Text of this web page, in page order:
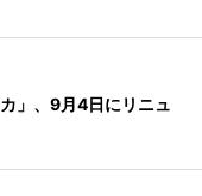
」、9月4日にリニュ